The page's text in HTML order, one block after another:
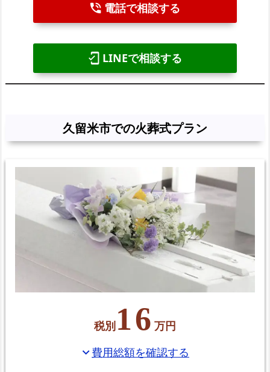
phone_in_talk電話で相談する
mobile_friendly LINEで相談する
久留米市での火葬式プラン
税別16万円
expand_more費用総額を確認する